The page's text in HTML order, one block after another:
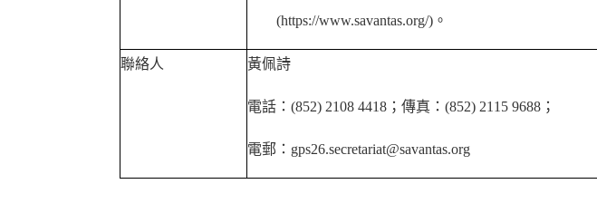
(https://www.savantas.org/) 。
聯絡人 黃佩詩
電話： (852) 2108 4418 ；傳真： (852) 2115 9688 ；
電郵： gps26.secretariat@savantas.org